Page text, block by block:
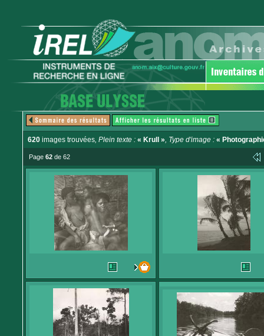
620 images trouvées, Plein texte : « Krull », Type d'image : «
Page 62 de 62